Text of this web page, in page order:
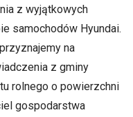
z wyjątkowych
samochodów Hyundai.
na
z gminy
rolnego o powierzchni
gospodarstwa